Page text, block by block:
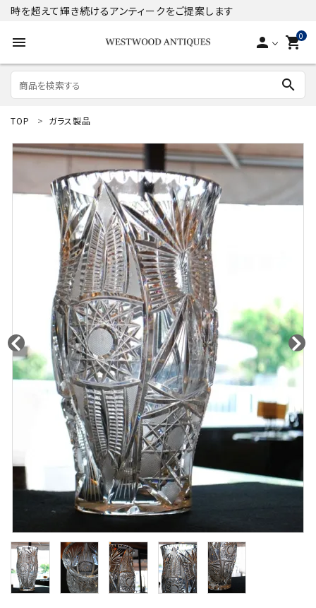
時を超えて輝き続けるアンティークをご提案します
menu person 0
shopping_cart
search
ACCOUNT MENU
ようこそ ゲスト 様
ログイン person 新規会員登録
コンテンツ
その他サービス
ご利用ガイド
プライバシーポリシー
特定商取引法について
お問い合わせ
TOP ガラス製品